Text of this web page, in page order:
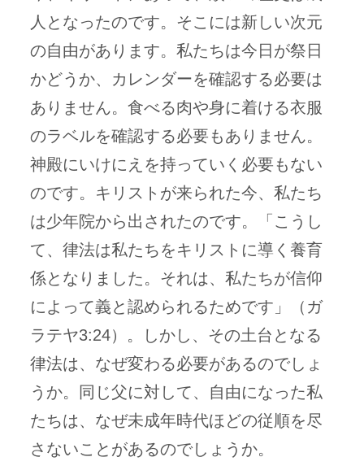
人となったのです。そこには新しい次元
の自由があります。私たちは今日が祭日
かどうか、カレンダーを確認する必要は
ありません。食べる肉や身に着ける衣服
のラベルを確認する必要もありません。
神殿にいけにえを持っていく必要もない
のです。キリストが来られた今、私たち
は少年院から出されたのです。「こうし
て、律法は私たちをキリストに導く養育
係となりました。それは、私たちが信仰
によって義と認められるためです」（ガ
ラテヤ3:24）。しかし、その土台となる
律法は、なぜ変わる必要があるのでしょ
うか。同じ父に対して、自由になった私
たちは、なぜ未成年時代ほどの従順を尽
さないことがあるのでしょうか。